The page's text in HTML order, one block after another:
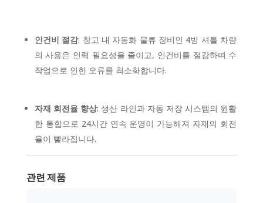
인건비 절감: 창고 내 자동화 물류 장비인 4방 셔틀 차량
의 사용은 인력 필요성을 줄이고, 인건비를 절감하며 수
작업으로 인한 오류를 최소화합니다.
자재 회전율 향상: 생산 라인과 자동 저장 시스템의 원활
한 통합으로 24시간 연속 운영이 가능해져 자재의 회전
율이 빨라집니다.
관련 제품